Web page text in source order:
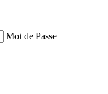
Mot de Passe